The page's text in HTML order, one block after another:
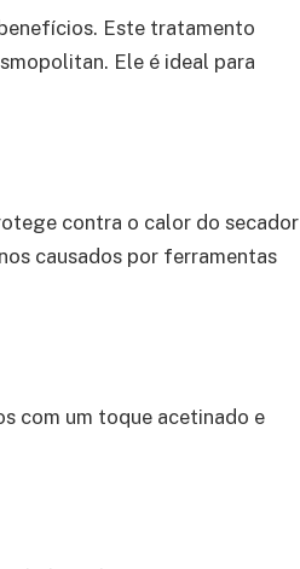
Este tratamento
Ele é ideal para
contra o calor do secador
causados por ferramentas
com um toque acetinado e